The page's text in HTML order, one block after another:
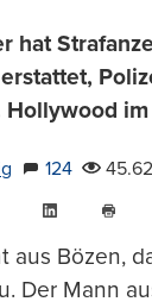
hat
124
FacebookLinkedIn
aus Bözen,
Der Mann